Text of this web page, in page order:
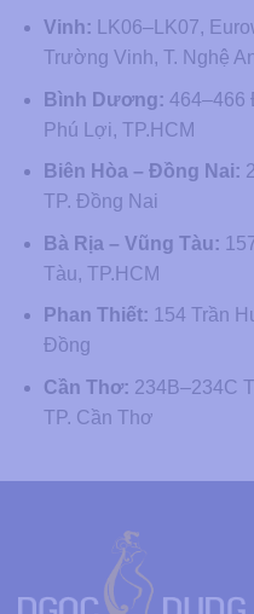
Vinh: LK06–LK07,
Trường Vinh, T. Nghệ
Bình Dương: 464–466
Phú Lợi, TP.HCM
Biên Hòa – Đồng Nai:
TP. Đồng Nai
Bà Rịa – Vũng Tàu:
Tàu, TP.HCM
Phan Thiết: 154 Trần
Đồng
Cần Thơ: 234B–234C
TP. Cần Thơ